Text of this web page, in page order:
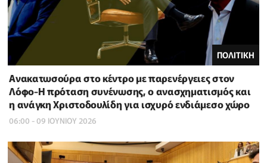
ΠΟΛΙΤΙΚΗ
Ανακατωσούρα στο κέντρο με παρενέργειες στον
Λόφο-Η πρόταση συνένωσης, ο ανασχηματισμός και
η ανάγκη Χριστοδουλίδη για ισχυρό ενδιάμεσο χώρο
06:00 - 09 ΙΟΥΝΙΟΥ 2026